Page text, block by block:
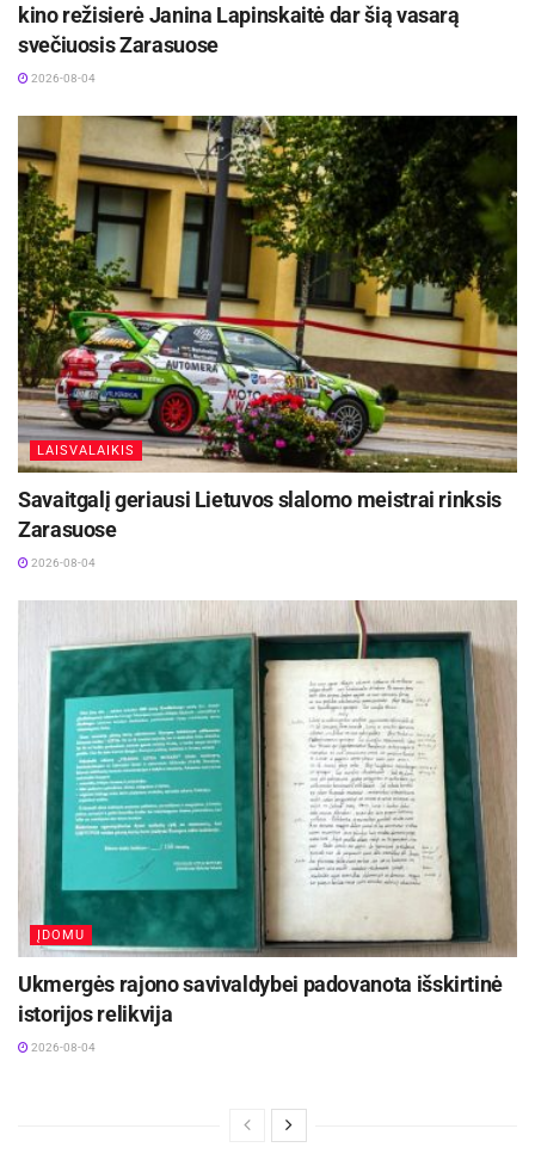
kino režisierė Janina Lapinskaitė dar šią vasarą
svečiuosis Zarasuose
2026-08-04
LAISVALAIKIS
Savaitgalį geriausi Lietuvos slalomo meistrai rinksis
Zarasuose
2026-08-04
ĮDOMU
Ukmergės rajono savivaldybei padovanota išskirtinė
istorijos relikvija
2026-08-04